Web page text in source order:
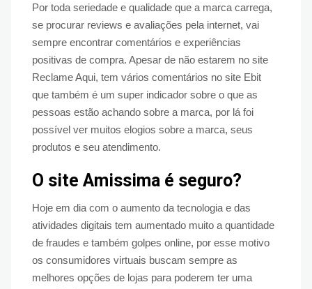
Por toda seriedade e qualidade que a marca carrega,
se procurar reviews e avaliações pela internet, vai
sempre encontrar comentários e experiências
positivas de compra. Apesar de não estarem no site
Reclame Aqui, tem vários comentários no site Ebit
que também é um super indicador sobre o que as
pessoas estão achando sobre a marca, por lá foi
possível ver muitos elogios sobre a marca, seus
produtos e seu atendimento.
O site Amissima é seguro?
Hoje em dia com o aumento da tecnologia e das
atividades digitais tem aumentado muito a quantidade
de fraudes e também golpes online, por esse motivo
os consumidores virtuais buscam sempre as
melhores opções de lojas para poderem ter uma